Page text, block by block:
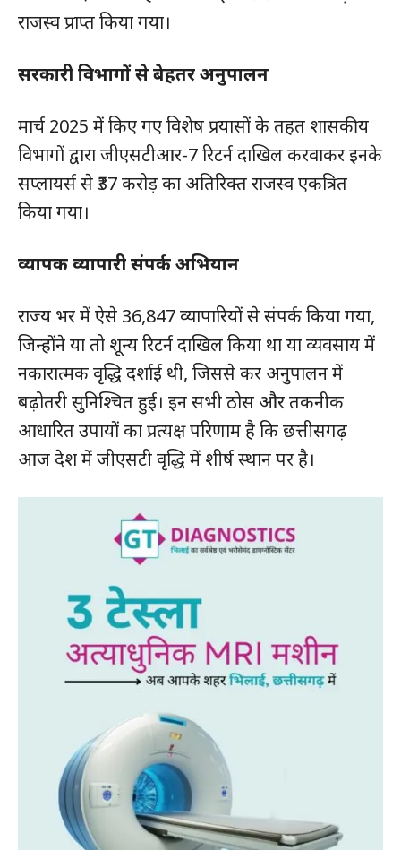
हमसे जुड़े
क्विक लिंक्स
हमारे बारे में
राजस्व प्राप्त किया गया।
सरकारी विभागों से बेहतर अनुपालन
मार्च 2025 में किए गए विशेष प्रयासों के तहत शासकीय
विभागों द्वारा जीएसटीआर-7 रिटर्न दाखिल करवाकर इनके
सप्लायर्स से ₹37 करोड़ का अतिरिक्त राजस्व एकत्रित
किया गया।
व्यापक व्यापारी संपर्क अभियान
राज्य भर में ऐसे 36,847 व्यापारियों से संपर्क किया गया,
जिन्होंने या तो शून्य रिटर्न दाखिल किया था या व्यवसाय में
नकारात्मक वृद्धि दर्शाई थी, जिससे कर अनुपालन में
बढ़ोतरी सुनिश्चित हुई। इन सभी ठोस और तकनीक
आधारित उपायों का प्रत्यक्ष परिणाम है कि छत्तीसगढ़
आज देश में जीएसटी वृद्धि में शीर्ष स्थान पर है।